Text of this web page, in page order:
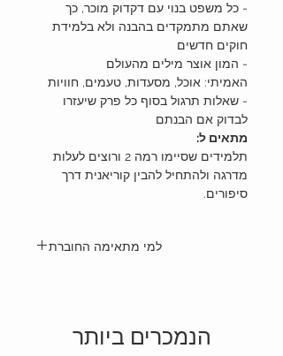
- כל משפט בנוי עם דקדוק מוכר, כך
שאתם מתמקדים בהבנה ולא בלמידת
חוקים חדשים
- המון אוצר מילים מהעולם
האמיתי: אוכל, מסעדות, טעמים, חוויות
- שאלות תרגול בסוף כל פרק שיעזרו
לבדוק אם הבנתם
מתאים ל:
תלמידים שסיימו רמה 2 ורוצים לעלות
מדרגה ולהתחיל להבין קוריאנית דרך
סיפורים.
למי מתאימה החוברת
הנמכרים ביותר